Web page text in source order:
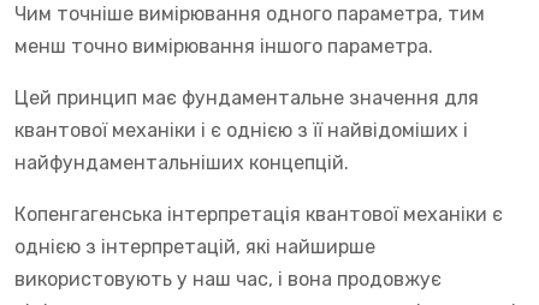
Чим точніше вимірювання одного параметра, тим
менш точно вимірювання іншого параметра.
Цей принцип має фундаментальне значення для
квантової механіки і є однією з її найвідоміших і
найфундаментальніших концепцій.
Копенгагенська інтерпретація квантової механіки є
однією з інтерпретацій, які найширше
використовують у наш час, і вона продовжує